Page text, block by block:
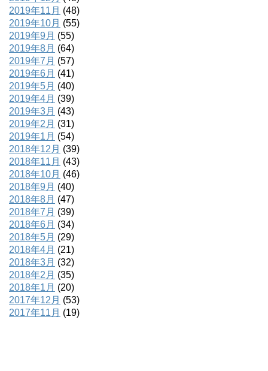
2019年11月 (48)
2019年10月 (55)
2019年9月 (55)
2019年8月 (64)
2019年7月 (57)
2019年6月 (41)
2019年5月 (40)
2019年4月 (39)
2019年3月 (43)
2019年2月 (31)
2019年1月 (54)
2018年12月 (39)
2018年11月 (43)
2018年10月 (46)
2018年9月 (40)
2018年8月 (47)
2018年7月 (39)
2018年6月 (34)
2018年5月 (29)
2018年4月 (21)
2018年3月 (32)
2018年2月 (35)
2018年1月 (20)
2017年12月 (53)
2017年11月 (19)